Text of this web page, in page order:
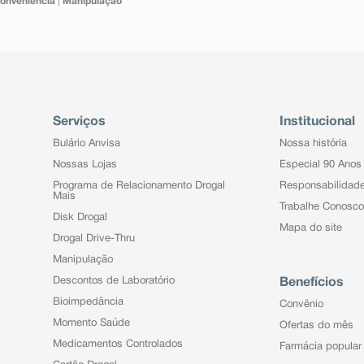
Serviços
Bulário Anvisa
Nossas Lojas
Programa de Relacionamento Drogal
Mais
Disk Drogal
Drogal Drive-Thru
Manipulação
Descontos de Laboratório
Bioimpedância
Momento Saúde
Medicamentos Controlados
Institucional
Nossa história
Especial 90 Anos
Trabalhe Conosco
Mapa do site
Benefícios
Convênio
Ofertas do mês
Farmácia popular